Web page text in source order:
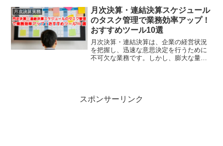
ャピタルは、スタートアップ企業に投資
を行い、将来的な...
月次決算実務
月次決算・連結決算スケジュール
のタスク管理で業務効率アップ！
おすすめツール10選
月次決算・連結決算は、企業の経営状況
を把握し、迅速な意思決定を行うために
不可欠な業務です。しかし、膨大な量の
スポンサーリンク